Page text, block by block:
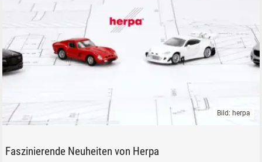
Bild: herpa
Faszinierende Neuheiten von Herpa